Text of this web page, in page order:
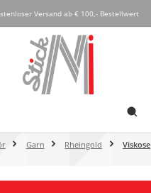
Versand ab € 100,- Bestellwert
Garn Rheingold Viskose